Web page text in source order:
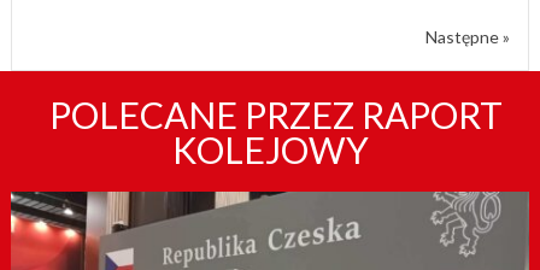
Następne »
POLECANE PRZEZ RAPORT
KOLEJOWY